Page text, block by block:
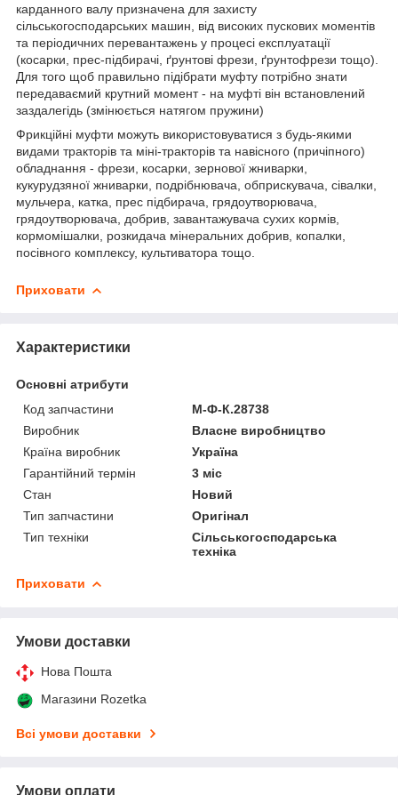
карданного валу призначена для захисту
сільськогосподарських машин, від високих пускових моментів
та періодичних перевантажень у процесі експлуатації
(косарки, прес-підбирачі, ґрунтові фрези, ґрунтофрези тощо).
Для того щоб правильно підібрати муфту потрібно знати
передаваємий крутний момент - на муфті він встановлений
заздалегідь (змінюється натягом пружини)
Фрикційні муфти можуть використовуватися з будь-якими
видами тракторів та міні-тракторів та навісного (причіпного)
обладнання - фрези, косарки, зернової жниварки,
кукурудзяної жниварки, подрібнювача, обприскувача, сівалки,
мульчера, катка, прес підбирача, грядоутворювача,
грядоутворювача, добрив, завантажувача сухих кормів,
кормомішалки, розкидача мінеральних добрив, копалки,
посівного комплексу, культиватора тощо.
Приховати
Характеристики
Основні атрибути
Код запчастини
М-Ф-К.28738
Виробник
Власне виробництво
Країна виробник
Україна
Гарантійний термін
3 міс
Стан
Новий
Тип запчастини
Оригінал
Тип техніки
Сільськогосподарська
техніка
Приховати
Умови доставки
Нова Пошта
Магазини Rozetka
Всі умови доставки
Умови оплати